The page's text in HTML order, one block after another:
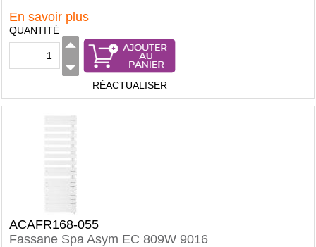
En savoir plus
QUANTITÉ
RÉACTUALISER
ACAFR168-055
Fassane Spa Asym EC 809W 9016